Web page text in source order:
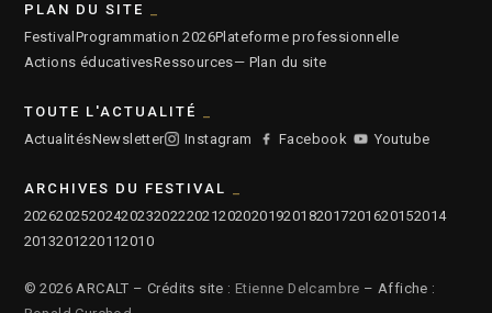
PLAN DU SITE
Festival Programmation 2026Plateforme professionnelle
Actions éducativesRessources— Plan du site
TOUTE L'ACTUALITÉ
ActualitésNewsletter Instagram Facebook Youtube
ARCHIVES DU FESTIVAL
2026202520242023202220212020201920182017201620152014
2013201220112010
© 2026 ARCALT – Crédits site : Etienne Delcambre – Affiche :